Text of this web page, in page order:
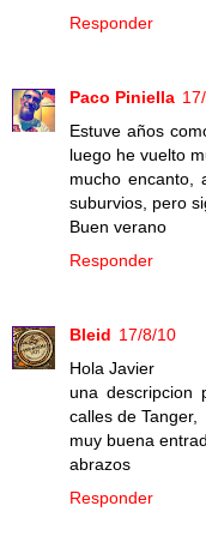
Responder
Paco Piniella
Estuve años
luego he vuelto
mucho encanto,
suburvios, pero
Buen verano
Responder
Bleid 17/8/10
Hola Javier
una descripcion
calles de Tanger,
muy buena
abrazos
Responder